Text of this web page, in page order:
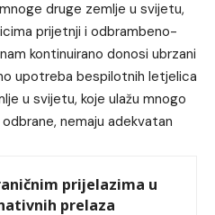
druge zemlje u svijetu,
prijetnji i odbrambeno-
kontinuirano donosi ubrzani
upotreba bespilotnih letjelica
u svijetu, koje ulažu mnogo
nemaju adekvatan
prijelazima u
prelaza